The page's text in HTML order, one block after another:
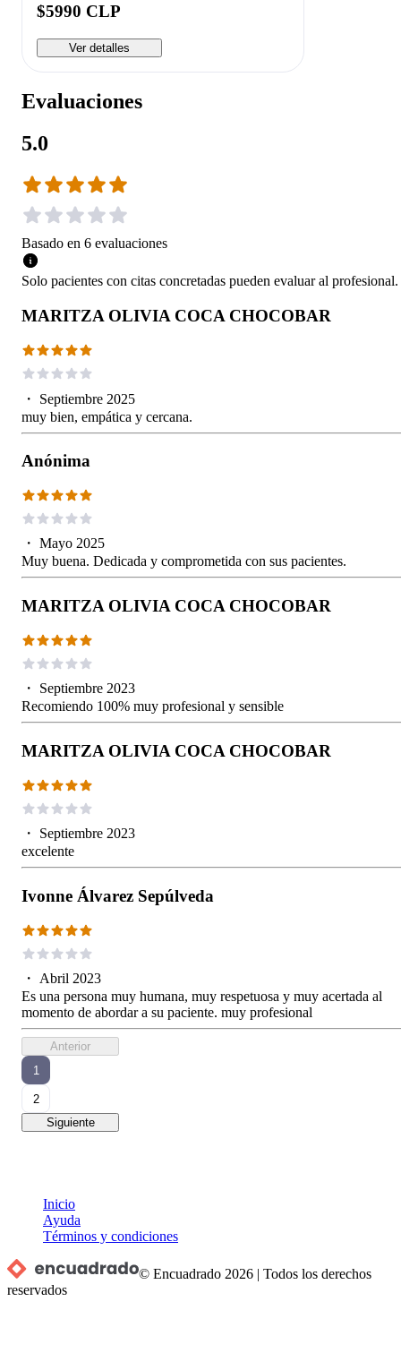
$5990 CLP
Ver detalles
Evaluaciones
5.0
Basado en 6 evaluaciones
Solo pacientes con citas concretadas pueden evaluar al profesional.
MARITZA OLIVIA COCA CHOCOBAR
・ Septiembre 2025
muy bien, empática y cercana.
Anónima
・ Mayo 2025
Muy buena. Dedicada y comprometida con sus pacientes.
MARITZA OLIVIA COCA CHOCOBAR
・ Septiembre 2023
Recomiendo 100% muy profesional y sensible
MARITZA OLIVIA COCA CHOCOBAR
・ Septiembre 2023
excelente
Ivonne Álvarez Sepúlveda
・ Abril 2023
Es una persona muy humana, muy respetuosa y muy acertada al
momento de abordar a su paciente. muy profesional
Anterior
1
2
Siguiente
Inicio
Ayuda
Términos y condiciones
© Encuadrado 2026 |Todos los derechos
reservados